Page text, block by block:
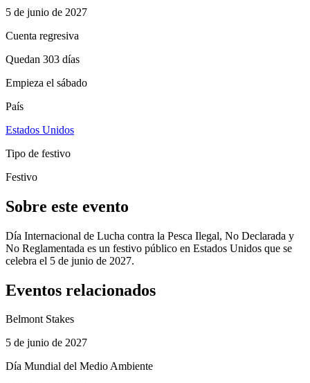
5 de junio de 2027
Cuenta regresiva
Quedan 303 días
Empieza el sábado
País
Estados Unidos
Tipo de festivo
Festivo
Sobre este evento
Día Internacional de Lucha contra la Pesca Ilegal, No Declarada y
No Reglamentada es un festivo público en Estados Unidos que se
celebra el 5 de junio de 2027.
Eventos relacionados
Belmont Stakes
5 de junio de 2027
Día Mundial del Medio Ambiente